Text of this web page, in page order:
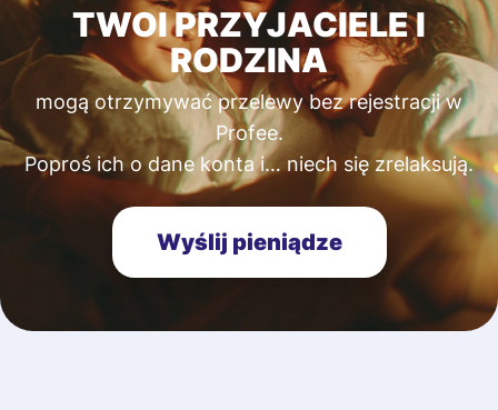
TWOI PRZYJACIELE I
RODZINA
mogą otrzymywać przelewy bez rejestracji w
Profee.
Poproś ich o dane konta i… niech się zrelaksują.
Wyślij pieniądze